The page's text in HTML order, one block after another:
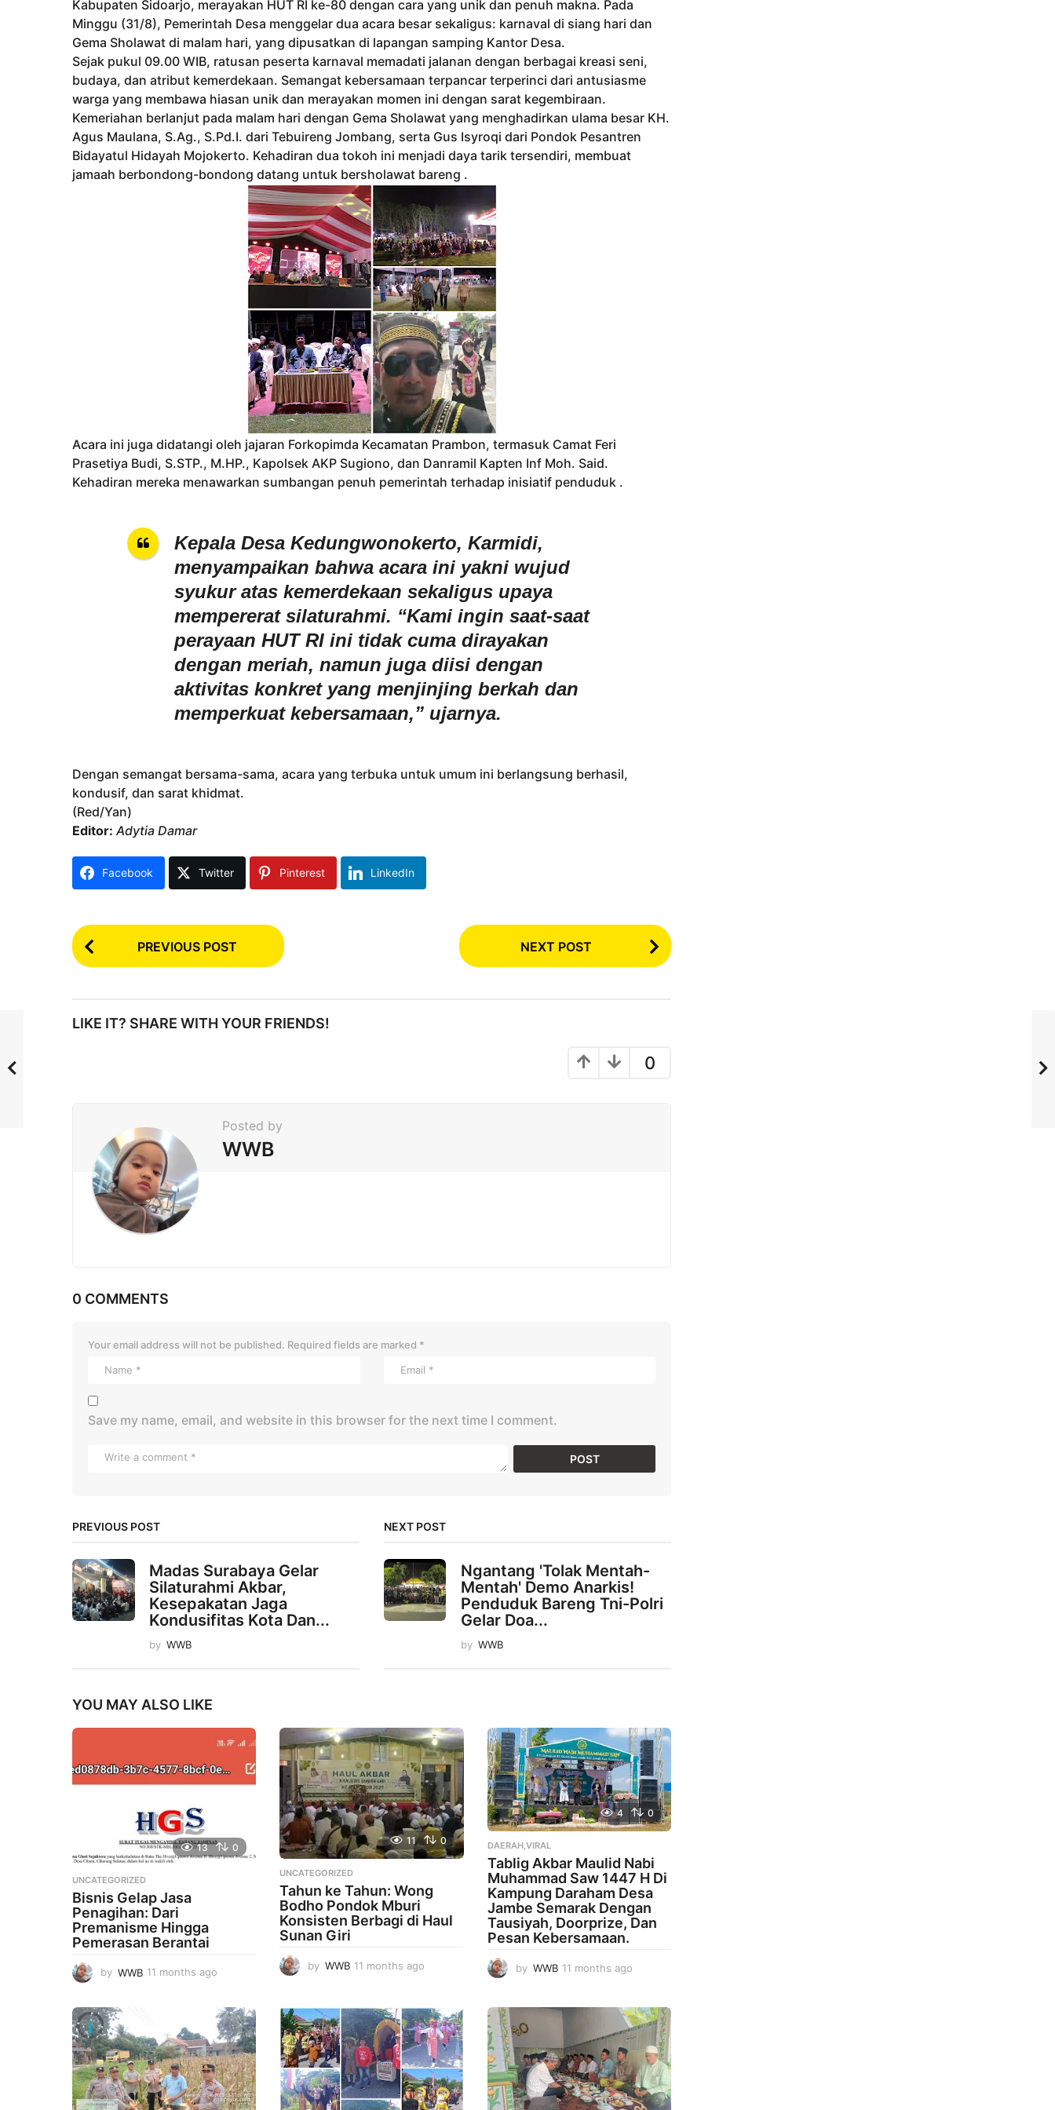
Kabupaten Sidoarjo, merayakan HUT RI ke-80 dengan cara yang unik dan penuh makna. Pada
Minggu (31/8), Pemerintah Desa menggelar dua acara besar sekaligus: karnaval di siang hari dan
Gema Sholawat di malam hari, yang dipusatkan di lapangan samping Kantor Desa.
Sejak pukul 09.00 WIB, ratusan peserta karnaval memadati jalanan dengan berbagai kreasi seni,
budaya, dan atribut kemerdekaan. Semangat kebersamaan terpancar terperinci dari antusiasme
warga yang membawa hiasan unik dan merayakan momen ini dengan sarat kegembiraan.
Kemeriahan berlanjut pada malam hari dengan Gema Sholawat yang menghadirkan ulama besar KH.
Agus Maulana, S.Ag., S.Pd.I. dari Tebuireng Jombang, serta Gus Isyroqi dari Pondok Pesantren
Bidayatul Hidayah Mojokerto. Kehadiran dua tokoh ini menjadi daya tarik tersendiri, membuat
jamaah berbondong-bondong datang untuk bersholawat bareng .
Acara ini juga didatangi oleh jajaran Forkopimda Kecamatan Prambon, termasuk Camat Feri
Prasetiya Budi, S.STP., M.HP., Kapolsek AKP Sugiono, dan Danramil Kapten Inf Moh. Said.
Kehadiran mereka menawarkan sumbangan penuh pemerintah terhadap inisiatif penduduk .
Kepala Desa Kedungwonokerto, Karmidi,
menyampaikan bahwa acara ini yakni wujud
syukur atas kemerdekaan sekaligus upaya
mempererat silaturahmi. “Kami ingin saat-saat
perayaan HUT RI ini tidak cuma dirayakan
dengan meriah, namun juga diisi dengan
aktivitas konkret yang menjinjing berkah dan
memperkuat kebersamaan,” ujarnya.
Dengan semangat bersama-sama, acara yang terbuka untuk umum ini berlangsung berhasil,
kondusif, dan sarat khidmat.
(Red/Yan)
Editor: Adytia Damar
Facebook Twitter Pinterest LinkedIn
P
o
t
P
PREVIOUS POST NEXT POST
LIKE IT? SHARE WITH YOUR FRIENDS!
0
Posted by
WWB
0 COMMENTS
Your email address will not be published. Required fields are marked *
Save my name, email, and website in this browser for the next time I comment.
PREVIOUS POST
Madas Surabaya Gelar
Silaturahmi Akbar,
Kesepakatan Jaga
Kondusifitas Kota Dan...
by WWB
NEXT POST
Ngantang 'Tolak Mentah-
Mentah' Demo Anarkis!
Penduduk Bareng Tni-Polri
Gelar Doa...
by WWB
YOU MAY ALSO LIKE
13 0
UNCATEGORIZED
Bisnis Gelap Jasa
Penagihan: Dari
Premanisme Hingga
Pemerasan Berantai
by WWB 11 months ago
o
n
t
h
s
a
g
11 0
UNCATEGORIZED
Tahun ke Tahun: Wong
Bodho Pondok Mburi
Konsisten Berbagi di Haul
Sunan Giri
by WWB 11 months ago
o
n
t
h
s
a
g
4 0
DAERAH,VIRAL
Tablig Akbar Maulid Nabi
Muhammad Saw 1447 H Di
Kampung Daraham Desa
Jambe Semarak Dengan
Tausiyah, Doorprize, Dan
Pesan Kebersamaan.
by WWB 11 months ago
o
n
t
s
a
g